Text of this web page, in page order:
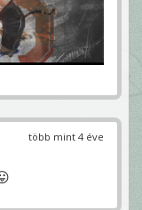
több mint 4 éve